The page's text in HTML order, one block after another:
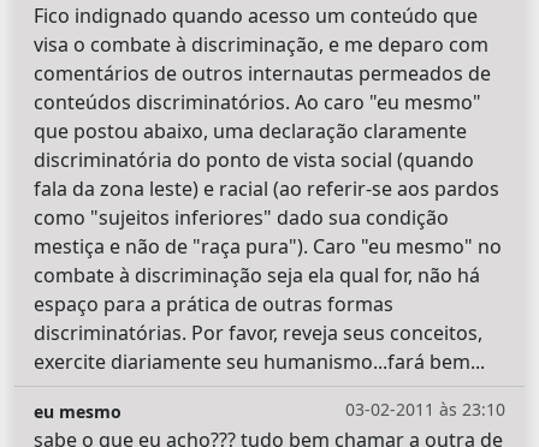
Fico indignado quando acesso um conteúdo que
visa o combate à discriminação, e me deparo com
comentários de outros internautas permeados de
conteúdos discriminatórios. Ao caro "eu mesmo"
que postou abaixo, uma declaração claramente
discriminatória do ponto de vista social (quando
fala da zona leste) e racial (ao referir-se aos pardos
como "sujeitos inferiores" dado sua condição
mestiça e não de "raça pura"). Caro "eu mesmo" no
combate à discriminação seja ela qual for, não há
espaço para a prática de outras formas
discriminatórias. Por favor, reveja seus conceitos,
exercite diariamente seu humanismo...fará bem...
03-02-2011 às 23:10
eu mesmo
sabe o que eu acho??? tudo bem chamar a outra de